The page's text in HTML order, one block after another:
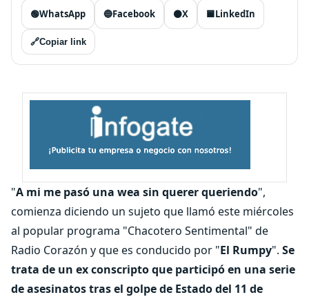
🟢WhatsApp 🔵Facebook ⚫X 🟦LinkedIn
🔗Copiar link
"A mi me pasó una wea sin querer queriendo",
comienza diciendo un sujeto que llamó este miércoles
al popular programa "Chacotero Sentimental" de
Radio Corazón y que es conducido por "El Rumpy". Se
trata de un ex conscripto que participó en una serie
de asesinatos tras el golpe de Estado del 11 de